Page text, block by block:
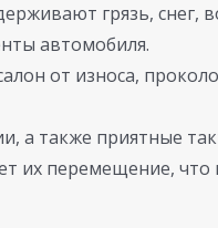
грязь, снег,
автомобиля.
от износа,
а также приятные
их перемещение,